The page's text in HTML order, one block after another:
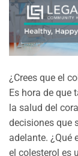
¿Crees que el
Es hora de que
la salud del
decisiones que
adelante. ¿Qué
el colesterol es